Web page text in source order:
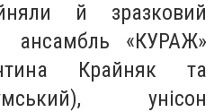
й зразковий
ансамбль «КУРАЖ»
Крайняк та
унісон